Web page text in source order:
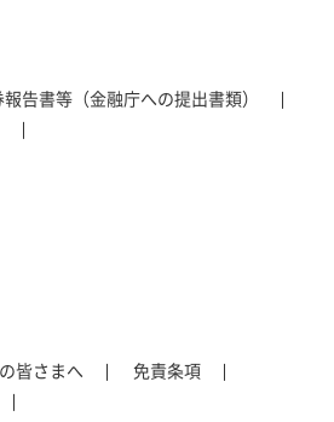
告書等（金融庁への提出書類）
皆さまへ
免責条項